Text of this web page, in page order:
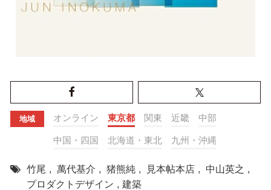
地域 オンライン 東京都 関東 近畿 中部
中国・四国 北海道・東北 九州・沖縄
竹尾 , 萬代基介 , 猪熊純 , 見本帖本店 , 中山英之 ,
プロダクトデザイン , 建築